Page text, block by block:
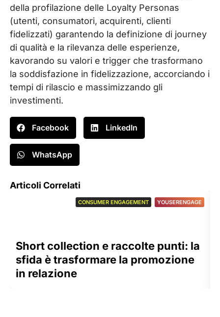
della profilazione delle Loyalty Personas
(utenti, consumatori, acquirenti, clienti
fidelizzati) garantendo la definizione di journey
di qualità e la rilevanza delle esperienze,
kavorando su valori e trigger che trasformano
la soddisfazione in fidelizzazione, accorciando i
tempi di rilascio e massimizzando gli
investimenti.
Facebook LinkedIn
WhatsApp
Articoli Correlati
Short collection e raccolte punti: la
sfida è trasformare la promozione
in relazione
CONSUMER ENGAGEMENT YOUSERENGAGE